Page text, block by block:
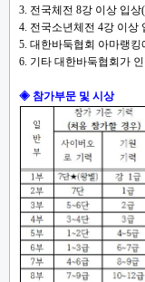
3. 전국체전 8강 이상 입
4. 전국소년체전 4강 이상
5. 대한바둑협회 아마랭
6. 기타 대한바둑협회가
◈ 참가부문 및 시상